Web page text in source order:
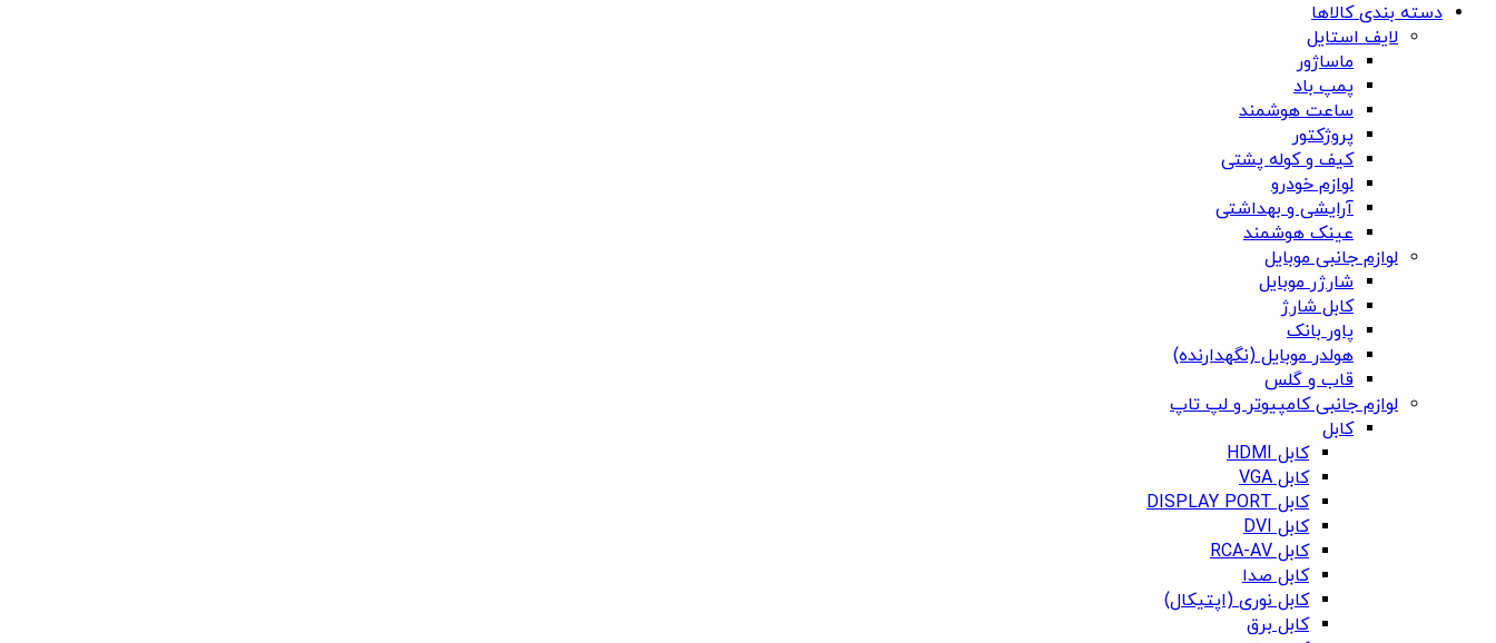
دسته بندی کالاها
لایف استایل
ماساژور
پمپ باد
ساعت هوشمند
پروژکتور
کیف و کوله پشتی
لوازم خودرو
آرایشی و بهداشتی
عینک هوشمند
لوازم جانبی موبایل
شارژر موبایل
کابل شارژ
پاور بانک
هولدر موبایل (نگهدارنده)
قاب و گلس
لوازم جانبی کامپیوتر و لپ تاپ
کابل
کابل HDMI
کابل VGA
کابل DISPLAY PORT
کابل DVI
کابل RCA-AV
کابل صدا
کابل نوری (اپتیکال)
کابل برق